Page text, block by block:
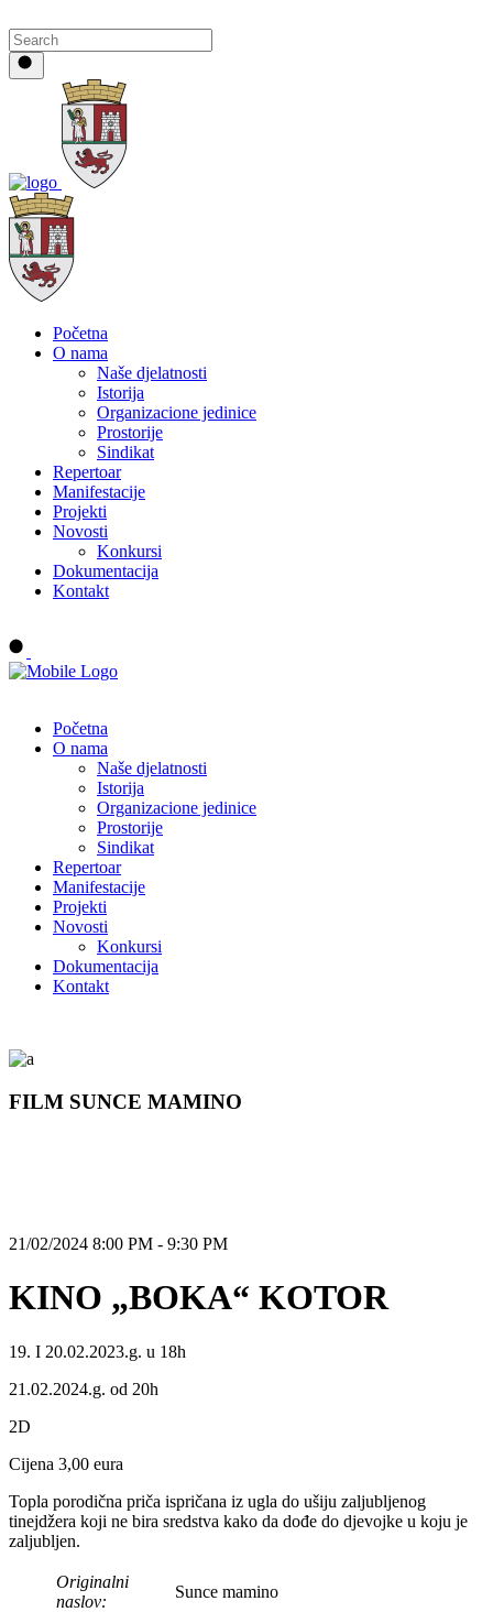
Početna
O nama
Naše djelatnosti
Istorija
Organizacione jedinice
Prostorije
Sindikat
Repertoar
Manifestacije
Projekti
Novosti
Konkursi
Dokumentacija
Kontakt
Početna
O nama
Naše djelatnosti
Istorija
Organizacione jedinice
Prostorije
Sindikat
Repertoar
Manifestacije
Projekti
Novosti
Konkursi
Dokumentacija
Kontakt
FILM SUNCE MAMINO
21/02/2024 8:00 PM - 9:30 PM
KINO „BOKA“ KOTOR
19. I 20.02.2023.g. u 18h
21.02.2024.g. od 20h
2D
Cijena 3,00 eura
Topla porodična priča ispričana iz ugla do ušiju zaljubljenog
tinejdžera koji ne bira sredstva kako da dođe do djevojke u koju je
zaljubljen.
Originalni
naslov:
Sunce mamino